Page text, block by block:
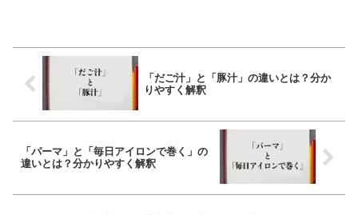
「だご汁」と「豚汁」の違いとは？分か
りやすく解釈
「パーマ」と「毎日アイロンで巻く」の
違いとは？分かりやすく解釈